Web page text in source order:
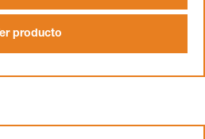
producto